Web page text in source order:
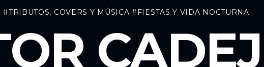
#TRIBUTOS, COVERS Y MÚSICA #FIESTAS Y VIDA NOCTURNA